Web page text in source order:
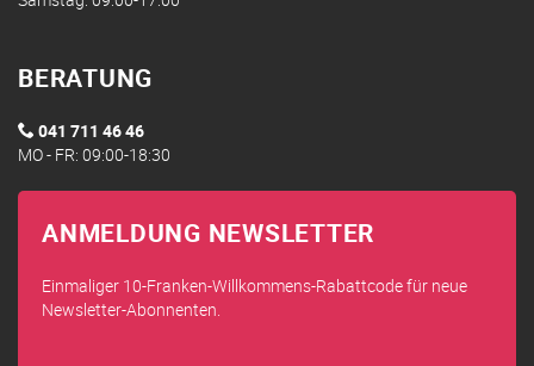
BERATUNG
041 711 46 46
MO - FR: 09:00-18:30
ANMELDUNG NEWSLETTER
Einmaliger 10-Franken-Willkommens-Rabattcode für neue
Newsletter-Abonnenten.